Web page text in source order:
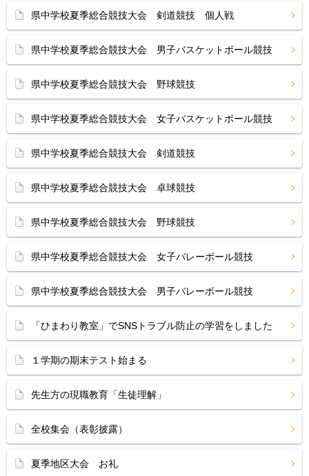
県中学校夏季総合競技大会 剣道競技 個人戦
県中学校夏季総合競技大会 男子バスケットボール競技
県中学校夏季総合競技大会 野球競技
県中学校夏季総合競技大会 女子バスケットボール競技
県中学校夏季総合競技大会 剣道競技
県中学校夏季総合競技大会 卓球競技
県中学校夏季総合競技大会 野球競技
県中学校夏季総合競技大会 女子バレーボール競技
県中学校夏季総合競技大会 男子バレーボール競技
「ひまわり教室」でSNSトラブル防止の学習をしました
１学期の期末テスト始まる
先生方の現職教育「生徒理解」
全校集会（表彰披露）
夏季地区大会 お礼